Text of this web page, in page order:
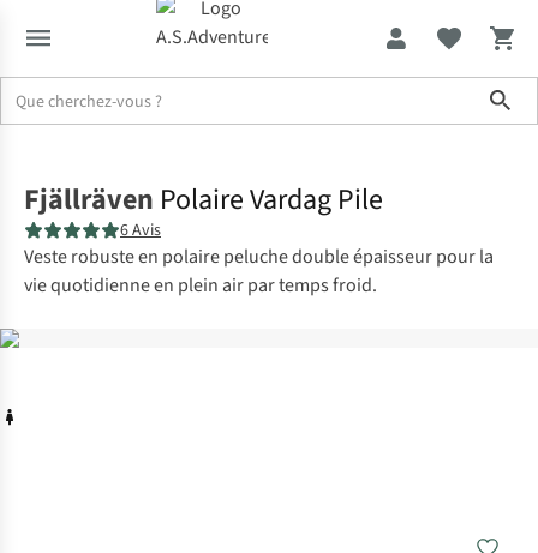
Fjällräven Polaire Vardag Pile
6 Avis
Veste robuste en polaire peluche double épaisseur pour la
vie quotidienne en plein air par temps froid.